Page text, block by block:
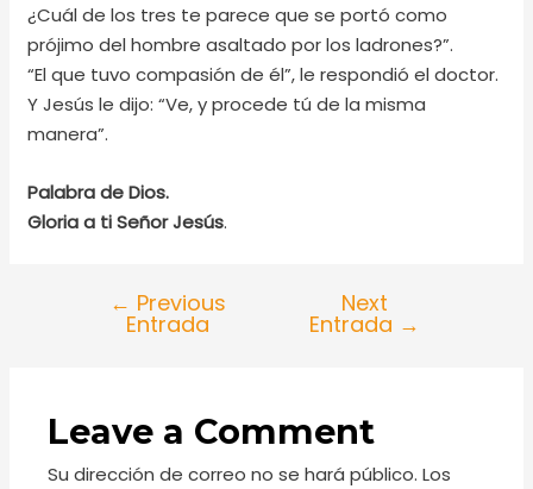
¿Cuál de los tres te parece que se portó como
prójimo del hombre asaltado por los ladrones?”.
“El que tuvo compasión de él”, le respondió el doctor.
Y Jesús le dijo: “Ve, y procede tú de la misma
manera”.
Palabra de Dios.
Gloria a ti Señor Jesús.
← Previous
Entrada
Next
Entrada →
Leave a Comment
Su dirección de correo no se hará público. Los